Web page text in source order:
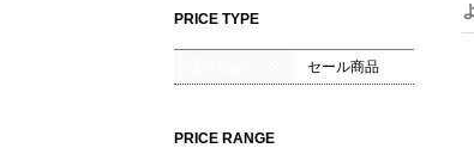
PRICE TYPE
セール商品
PRICE RANGE